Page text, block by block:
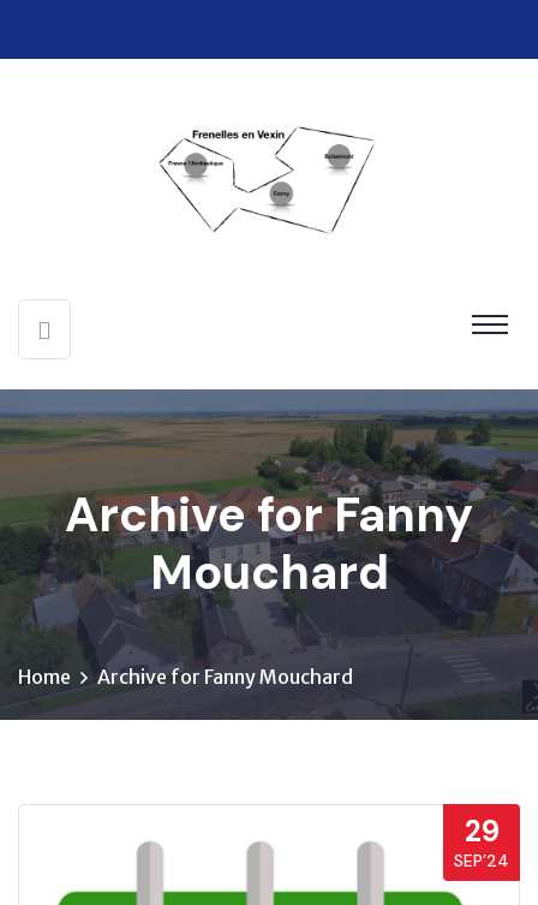
Archive for Fanny
Mouchard
Home Archive for Fanny Mouchard
29
SEP’24